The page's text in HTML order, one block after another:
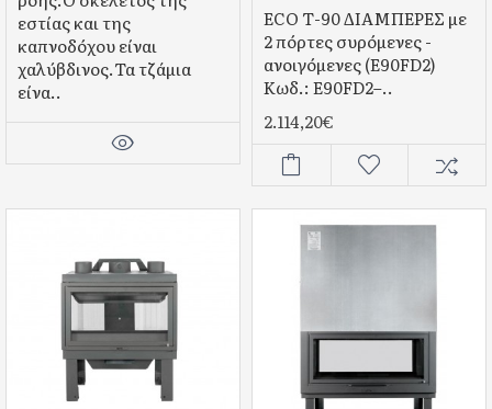
εστίας και της
καπνοδόχου είναι
χαλύβδινος.Τα τζάμια
είνα..
ECO Τ-90 ΔΙΑΜΠΕΡΕΣ με
2 πόρτες συρόμενες -
ανοιγόμενες (E90FD2)
Κωδ.: E90FD2–..
2.114,20€